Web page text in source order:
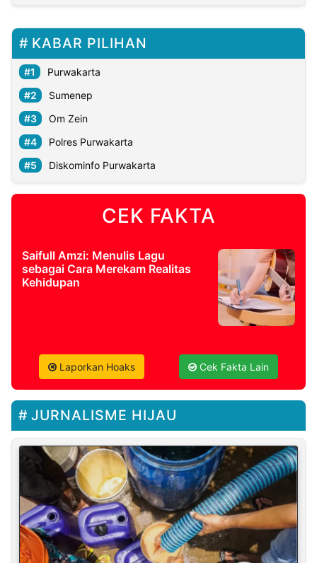
KABAR PILIHAN
Purwakarta
Sumenep
Om Zein
Polres Purwakarta
Diskominfo Purwakarta
CEK FAKTA
Saifull Amzi: Menulis Lagu
sebagai Cara Merekam Realitas
Kehidupan
Laporkan Hoaks Cek Fakta Lain
JURNALISME HIJAU